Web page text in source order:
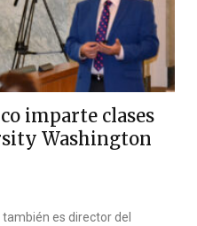
imparte clases
Washington
es director del